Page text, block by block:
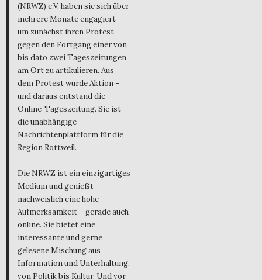
(NRWZ) e.V. haben sie sich über
mehrere Monate engagiert –
um zunächst ihren Protest
gegen den Fortgang einer von
bis dato zwei Tageszeitungen
am Ort zu artikulieren. Aus
dem Protest wurde Aktion –
und daraus entstand die
Online-Tageszeitung. Sie ist
die unabhängige
Nachrichtenplattform für die
Region Rottweil.
Die NRWZ ist ein einzigartiges
Medium und genießt
nachweislich eine hohe
Aufmerksamkeit – gerade auch
online. Sie bietet eine
interessante und gerne
gelesene Mischung aus
Information und Unterhaltung,
von Politik bis Kultur. Und vor